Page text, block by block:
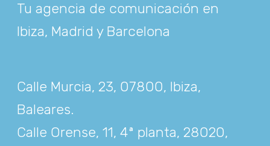
Tu agencia de comunicación en
Ibiza, Madrid y Barcelona
Calle Murcia, 23, 07800, Ibiza,
Baleares.
Calle Orense, 11, 4ª planta, 28020,